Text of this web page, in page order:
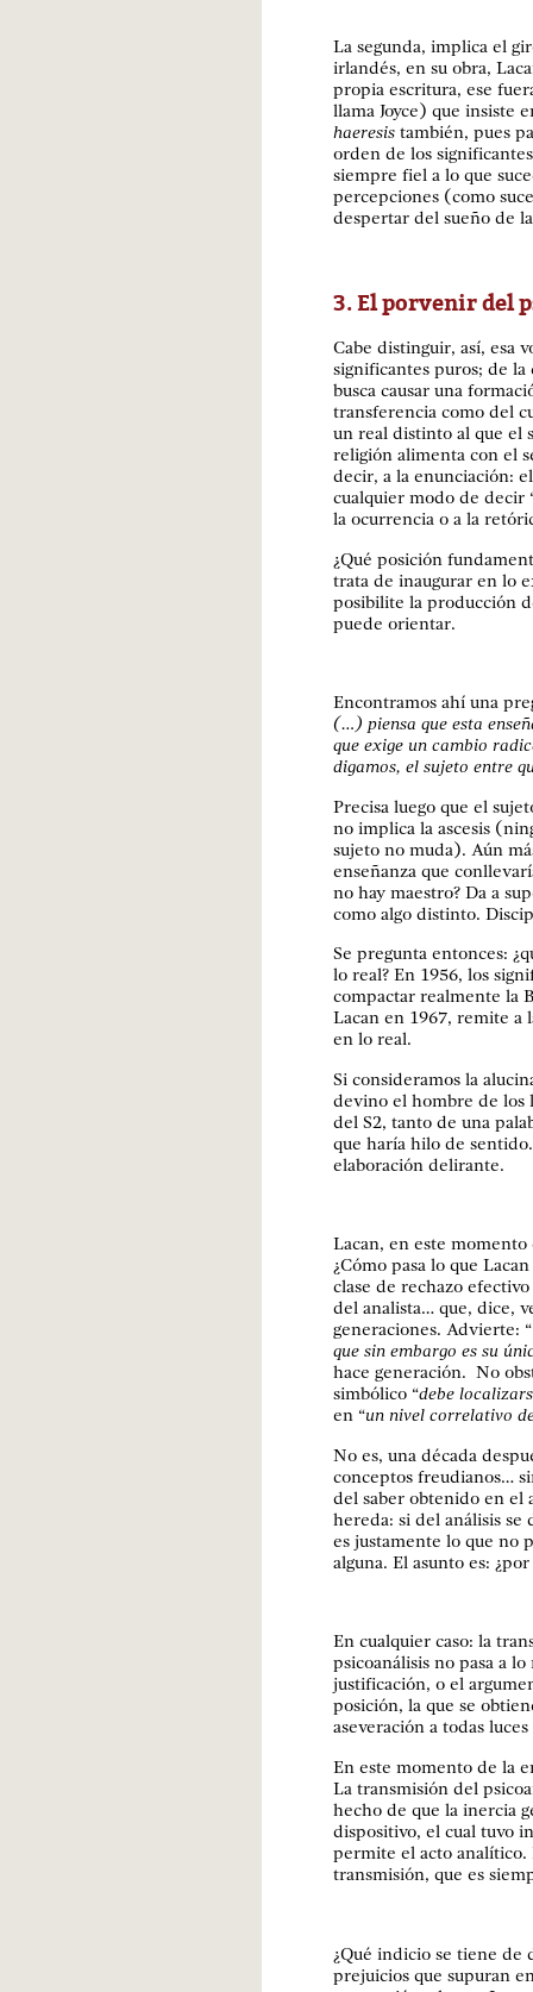
La segunda, implica el
irlandés, en su obra,
propia escritura, ese
llama Joyce) que insiste
haeresis también, pues
orden de los
siempre fiel a lo que
percepciones (como
despertar del sueño de
3. El porvenir del
Cabe distinguir, así, esa
significantes puros; de
busca causar una
transferencia como del
un real distinto al que el
religión alimenta con el
decir, a la enunciación:
cualquier modo de decir
la ocurrencia o a la
¿Qué posición
trata de inaugurar en lo
posibilite la producción
puede orientar.
Encontramos ahí una
(…) piensa que esta
que exige un cambio
digamos, el sujeto entre
Precisa luego que el
no implica la ascesis
sujeto no muda). Aún
enseñanza que
no hay maestro? Da a
como algo distinto.
Se pregunta entonces:
lo real? En 1956, los
compactar realmente la
Lacan en 1967, remite a
en lo real.
Si consideramos la
devino el hombre de los
del S2, tanto de una
que haría hilo de
elaboración delirante.
Lacan, en este
¿Cómo pasa lo que
clase de rechazo
del analista… que, dice,
generaciones. Advierte: “
que sin embargo es su
hace generación. No
simbólico “debe
en “un nivel correlativo
No es, una década
conceptos freudianos…
del saber obtenido en el
hereda: si del análisis se
es justamente lo que no
alguna. El asunto es:
En cualquier caso: la
psicoanálisis no pasa a
justificación, o el
posición, la que se
aseveración a todas
En este momento de la
La transmisión del
hecho de que la inercia
dispositivo, el cual tuvo
permite el acto
transmisión, que es
¿Qué indicio se tiene de
prejuicios que supuran